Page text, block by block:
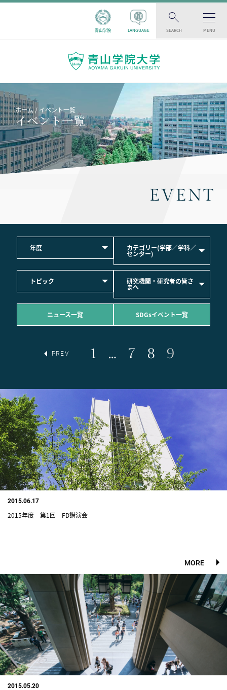
青山学院 LANGUAGE SEARCH MENU
ホーム イベント一覧
イベント一覧
EVENT
年度 カテゴリー(学部／学科／
センター)
トピック 研究機関・研究者の皆さ
まへ
ニュース一覧 SDGsイベント一覧
PREV 1 … 7 8 9
2015.06.17
2015年度 第1回 FD講演会
MORE
2015.05.20